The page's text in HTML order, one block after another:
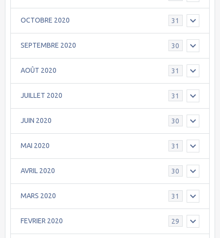
OCTOBRE 2020 31
SEPTEMBRE 2020 30
AOÛT 2020 31
JUILLET 2020 31
JUIN 2020 30
MAI 2020 31
AVRIL 2020 30
MARS 2020 31
FEVRIER 2020 29